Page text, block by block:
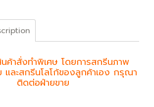
นค้าสั่งทำพิเศษ โดยการสกรีนภาพ
และสกรีนโลโก้ของลูกค้าเอง กรุณา
ติดต่อฝ่ายขาย